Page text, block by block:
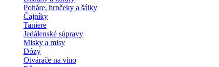
Poháre, hrnčeky a šálky
Čajníky
Taniere
Jedálenské súpravy
Misky a misy
Dózy
Otvárače na víno